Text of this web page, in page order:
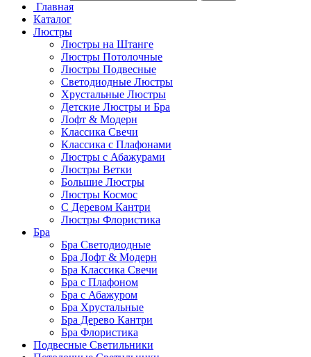
Главная
Каталог
Люстры
Люстры на Штанге
Люстры Потолочные
Люстры Подвесные
Светодиодные Люстры
Хрустальные Люстры
Детские Люстры и Бра
Лофт & Модерн
Классика Свечи
Классика с Плафонами
Люстры с Абажурами
Люстры Ветки
Большие Люстры
Люстры Космос
С Деревом Кантри
Люстры Флористика
Бра
Бра Светодиодные
Бра Лофт & Модерн
Бра Классика Свечи
Бра с Плафоном
Бра с Абажуром
Бра Хрустальные
Бра Дерево Кантри
Бра Флористика
Подвесные Светильники